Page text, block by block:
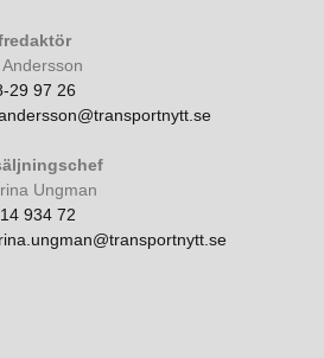
29 97 26
Ungman
934 72